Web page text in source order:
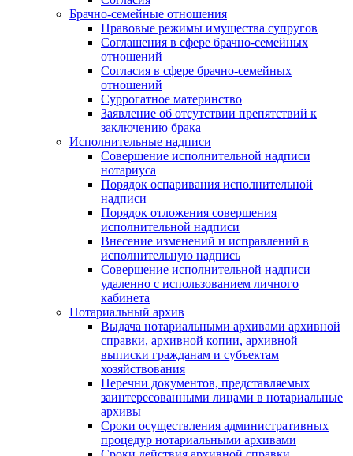
Брачно-семейные отношения
Правовые режимы имущества супругов
Соглашения в сфере брачно-семейных
отношений
Согласия в сфере брачно-семейных
отношений
Суррогатное материнство
Заявление об отсутствии препятствий к
заключению брака
Исполнительные надписи
Совершение исполнительной надписи
нотариуса
Порядок оспаривания исполнительной
надписи
Порядок отложения совершения
исполнительной надписи
Внесение изменений и исправлений в
исполнительную надпись
Совершение исполнительной надписи
удаленно с использованием личного
кабинета
Нотариальный архив
Выдача нотариальными архивами архивной
справки, архивной копии, архивной
выписки гражданам и субъектам
хозяйствования
Перечни документов, представляемых
заинтересованными лицами в нотариальные
архивы
Сроки осуществления административных
процедур нотариальными архивами